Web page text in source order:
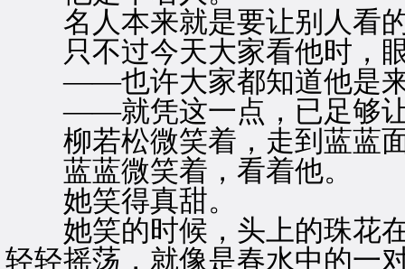
名人本来就是要让别人看
只不过今天大家看他时，眼
——也许大家都知道他是来
——就凭这一点，已足够让
柳若松微笑着，走到蓝蓝
蓝蓝微笑着，看着他。
她笑得真甜。
她笑的时候，头上的珠花在
轻轻摇荡，就像是春水中的一